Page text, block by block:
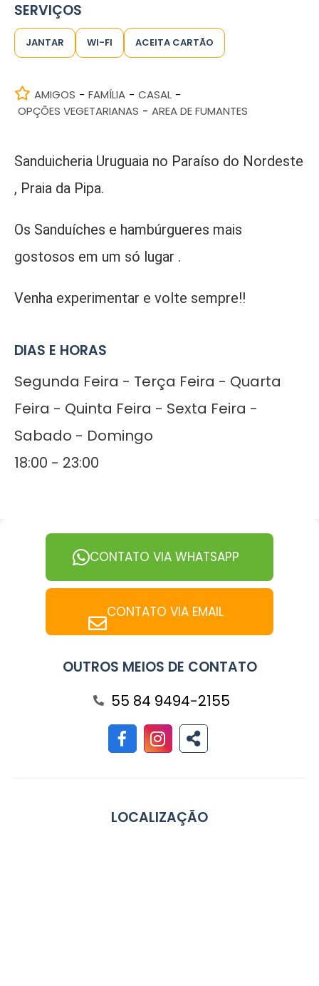
SERVIÇOS
JANTAR WI-FI ACEITA CARTÃO
AMIGOS - FAMÍLIA - CASAL -
OPÇÕES VEGETARIANAS - AREA DE FUMANTES
Sanduicheria Uruguaia no Paraíso do Nordeste
, Praia da Pipa.
Os Sanduíches e hambúrgueres mais
gostosos em um só lugar .
Venha experimentar e volte sempre!!
DIAS E HORAS
Segunda Feira - Terça Feira - Quarta
Feira - Quinta Feira - Sexta Feira -
Sabado - Domingo
18:00 - 23:00
CONTATO VIA WHATSAPP
CONTATO VIA EMAIL
OUTROS MEIOS DE CONTATO
55 84 9494-2155
LOCALIZAÇÃO